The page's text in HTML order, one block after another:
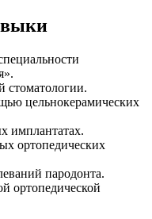
стоматологии.
цельнокерамических
имплантатах.
ортопедических
пародонта.
ортопедической